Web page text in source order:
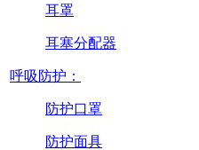
耳罩
耳塞分配器
呼吸防护：
防护口罩
防护面具